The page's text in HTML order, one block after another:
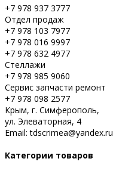
+7 978 937 3777
Отдел продаж
+7 978 103 7977
+7 978 016 9997
+7 978 632 4977
Стеллажи
+7 978 985 9060
Сервис запчасти ремонт
+7 978 098 2577
Крым, г. Симферополь,
ул. Элеваторная, 4
Email: tdscrimea@yandex.ru
Категории товаров